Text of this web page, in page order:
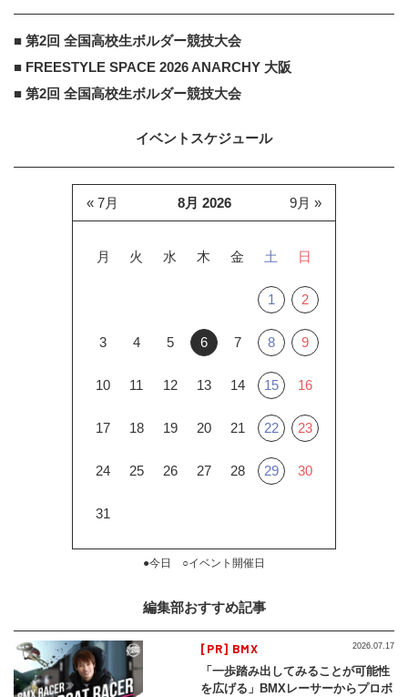
■ 第2回 全国高校生ボルダー競技大会
■ FREESTYLE SPACE 2026 ANARCHY 大阪
■ 第2回 全国高校生ボルダー競技大会
イベントスケジュール
8月 2026
月 火 水 木 金 土 日
1 2
3 4 5 6 7 8 9
10 11 12 13 14 15 16
17 18 19 20 21 22 23
24 25 26 27 28 29 30
31
« 7月 9月 »
●今日 ○イベント開催日
編集部おすすめ記事
[PR] BMX
「一歩踏み出してみることが可能性
を広げる」BMXレーサーからプロボ
2026.07.17